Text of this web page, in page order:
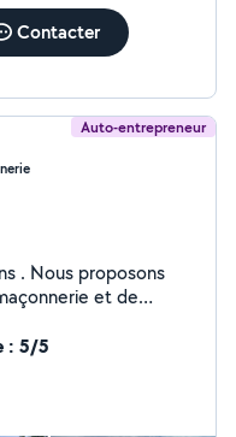
Contacter
Auto-entrepreneur
et de
extérieur, notre
à vos
: 5/5